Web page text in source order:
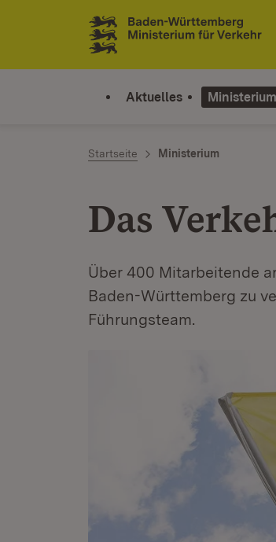
Zum Inhalt springen
Link zur Startseite
Aktuelles Ministerium
Startseite Ministerium
Das
Über 400 Mitarbeitende
Baden-Württemberg zu
Führungsteam.